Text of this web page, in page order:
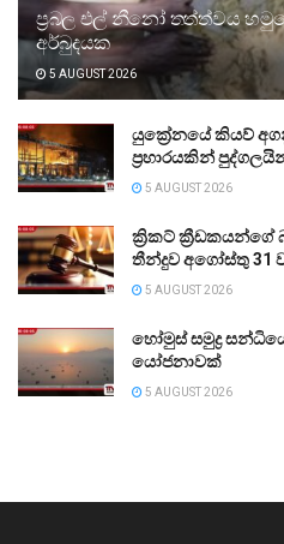
ප්‍රබල එල් නීනෝ තත්ත්වය
අර්බුදයක
5 AUGUST 2026
යුක්‍රේනයේ කියව්
ප්‍රහාරයකින්
5 AUGUST 2026
ක්‍රිකට් ක්‍රීඩකයන්ගේ
තීන්දුව අගෝස්තු 31
5 AUGUST 2026
හෝමුස් සමුද්‍ර
යෝජනාවක්
5 AUGUST 2026